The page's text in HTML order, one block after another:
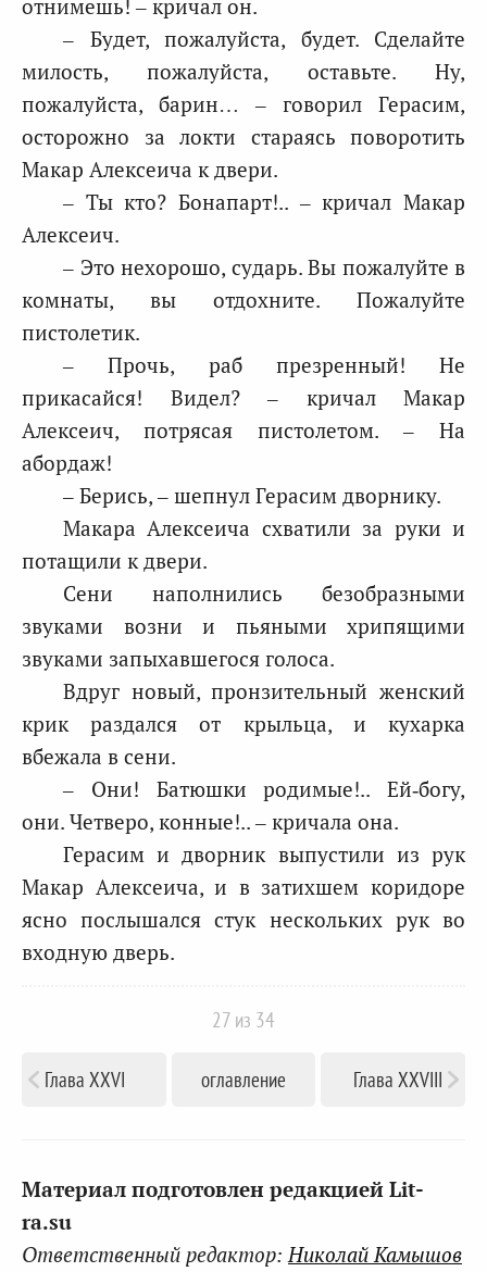
отнимешь! – кричал он.
– Будет, пожалуйста, будет. Сделайте
милость, пожалуйста, оставьте. Ну,
пожалуйста, барин… – говорил Герасим,
осторожно за локти стараясь поворотить
Макар Алексеича к двери.
– Ты кто? Бонапарт!.. – кричал Макар
Алексеич.
– Это нехорошо, сударь. Вы пожалуйте в
комнаты, вы отдохните. Пожалуйте
пистолетик.
– Прочь, раб презренный! Не
прикасайся! Видел? – кричал Макар
Алексеич, потрясая пистолетом. – На
абордаж!
– Берись, – шепнул Герасим дворнику.
Макара Алексеича схватили за руки и
потащили к двери.
Сени наполнились безобразными
звуками возни и пьяными хрипящими
звуками запыхавшегося голоса.
Вдруг новый, пронзительный женский
крик раздался от крыльца, и кухарка
вбежала в сени.
– Они! Батюшки родимые!.. Ей‑богу,
они. Четверо, конные!.. – кричала она.
Герасим и дворник выпустили из рук
Макар Алексеича, и в затихшем коридоре
ясно послышался стук нескольких рук во
входную дверь.
27 из 34
Глава XXVI оглавление Глава XXVIII
Материал подготовлен редакцией Lit-
ra.su
Ответственный редактор:Николай Камышов